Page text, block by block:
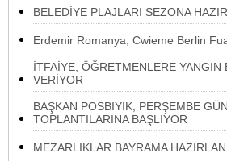
BELEDİYE PLAJLARI SEZONA
Erdemir Romanya, Cwieme Berlin
İTFAİYE, ÖĞRETMENLERE YANGIN
VERİYOR
BAŞKAN POSBIYIK, PERŞEMBE
TOPLANTILARINA BAŞLIYOR
MEZARLIKLAR BAYRAMA